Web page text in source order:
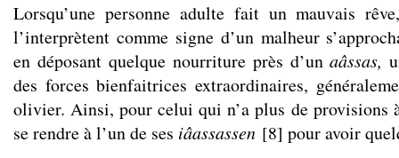
Lorsqu’une personne adulte fait un mauvais
l’interprètent comme signe d’un malheur
en déposant quelque nourriture près d’unaâssas,
des forces bienfaitrices extraordinaires,
olivier. Ainsi, pour celui qui n’a plus de provisions
se rendre à l’un de ses iâassassen [8] pour avoir